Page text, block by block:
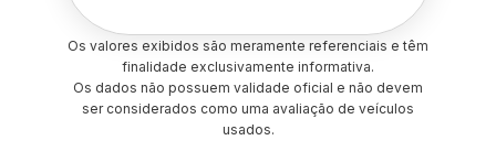
Os valores exibidos são meramente referenciais e têm
finalidade exclusivamente informativa.
Os dados não possuem validade oficial e não devem
ser considerados como uma avaliação de veículos
usados.